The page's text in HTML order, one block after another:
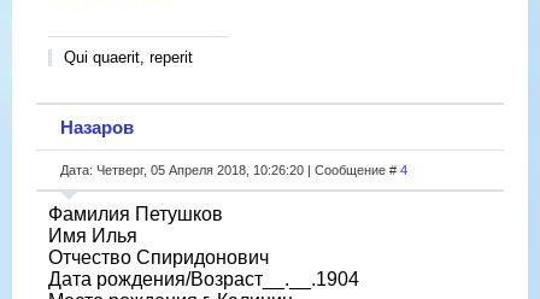
Qui quaerit, reperit
Назаров
Дата: Четверг, 05 Апреля 2018, 10:26:20 | Сообщение # 4
Фамилия Петушков
Имя Илья
Отчество Спиридонович
Дата рождения/Возраст__.__.1904